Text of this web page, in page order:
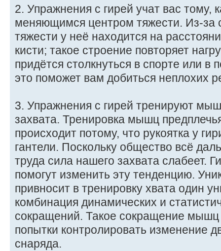
2. Упражнения с гирей учат вас тому,
меняющимся центром тяжести. Из-за
тяжести у неё находится на
кисти; такое строение повторяет
придётся столкнуться в спорте или в
это поможет вам добиться неплохих
3. Упражнения с гирей тренируют
захвата. Тренировка мышц
происходит потому, что рукоятка у
гантели. Поскольку общество всё
труда сила нашего захвата слабеет.
помогут изменить эту тенденцию.
привносит в тренировку хвата один
комбинация динамических и
сокращений. Такое сокращение мышц
попытки контролировать изменение
снаряда.